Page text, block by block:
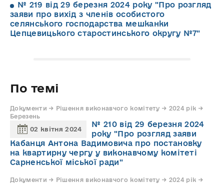
№ 219 від 29 березня 2024 року "Про розгляд
заяви про вихід з членів особистого
селянського господарства мешканки
Цепцевицького старостинського округу №7"
По темі
Документи → Рішення виконавчого комітету → 2024 рік →
Березень
02 квітня 2024
№ 210 від 29 березня 2024
року "Про розгляд заяви
Кабанця Антона Вадимовича про постановку
на квартирну чергу у виконавчому комітеті
Сарненської міської ради"
Документи → Рішення виконавчого комітету → 2024 рік →